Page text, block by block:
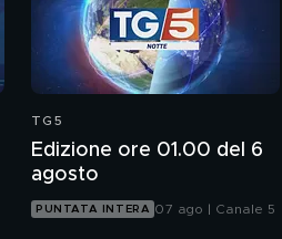
TG5
Edizione ore 01.00 del 6
agosto
PUNTATA INTERA 07 ago | Canale 5